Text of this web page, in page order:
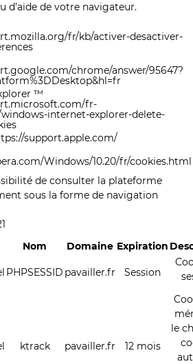
d’aide de votre navigateur.
fr/kb/activer-desactiver-
chrome/answer/95647?
™
fr-
internet-explorer-delete-
support.apple.com/
Windows/10.20/fr/cookies.html
de consulter la plateforme
sous la forme de navigation
Nom Domaine Expiration
PHPSESSID pavailler.fr Session
ktrack pavailler.fr 12 mois
le